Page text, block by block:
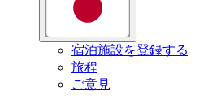
宿泊施設を登録する
旅程
ご意見